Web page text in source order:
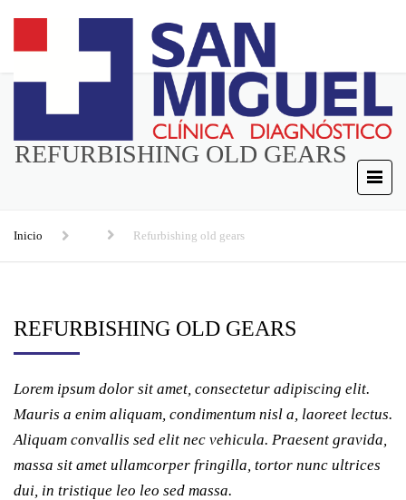
REFURBISHING OLD GEARS
Inicio Refurbishing old gears
REFURBISHING OLD GEARS
Lorem ipsum dolor sit amet, consectetur adipiscing elit.
Mauris a enim aliquam, condimentum nisl a, laoreet lectus.
Aliquam convallis sed elit nec vehicula. Praesent gravida,
massa sit amet ullamcorper fringilla, tortor nunc ultrices
dui, in tristique leo leo sed massa.